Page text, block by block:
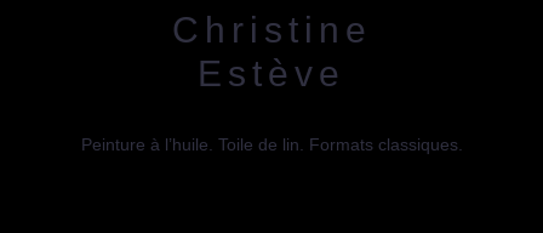
Christine
Estève
Peinture à l’huile. Toile de lin. Formats classiques.